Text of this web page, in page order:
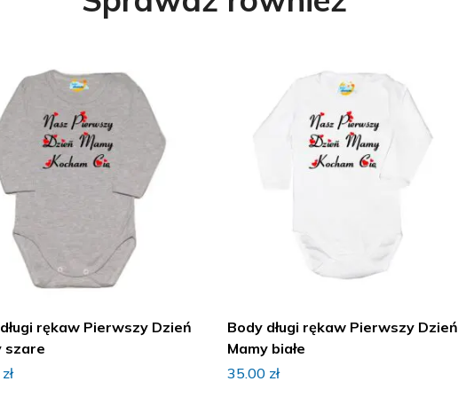
rękaw Pierwszy Dzień
szare
zł
Body długi rękaw Pierwszy Dzień
Mamy białe
35.00 zł